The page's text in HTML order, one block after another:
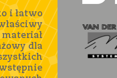
i łatwo
materiał
dla